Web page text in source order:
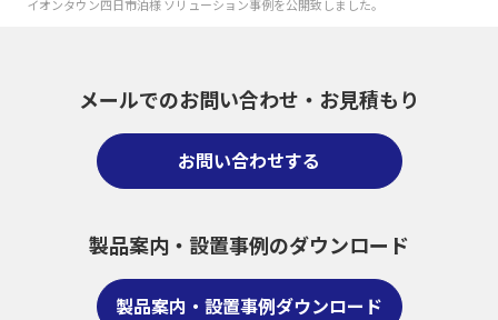
イオンタウン四日市泊様 ソリューション事例を公開致しました。
メールでのお問い合わせ・ お見積もり
お問い合わせする
製品案内・設置事例のダウンロード
製品案内・設置事例ダウンロード